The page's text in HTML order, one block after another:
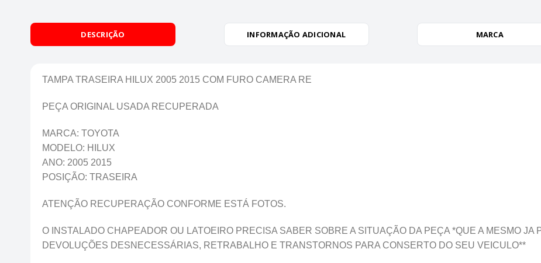
DESCRIÇÃO INFORMAÇÃO ADICIONAL MARCA
TAMPA TRASEIRA HILUX 2005 2015 COM FURO CAMERA RE
PEÇA ORIGINAL USADA RECUPERADA
MARCA: TOYOTA
MODELO: HILUX
ANO: 2005 2015
POSIÇÃO: TRASEIRA
ATENÇÃO RECUPERAÇÃO CONFORME ESTÁ FOTOS.
O INSTALADO CHAPEADOR OU LATOEIRO PRECISA SABER SOBRE A SITUAÇÃO DA PEÇA *QUE A MESMO JA
DEVOLUÇÕES DESNECESSÁRIAS, RETRABALHO E TRANSTORNOS PARA CONSERTO DO SEU VEICULO**